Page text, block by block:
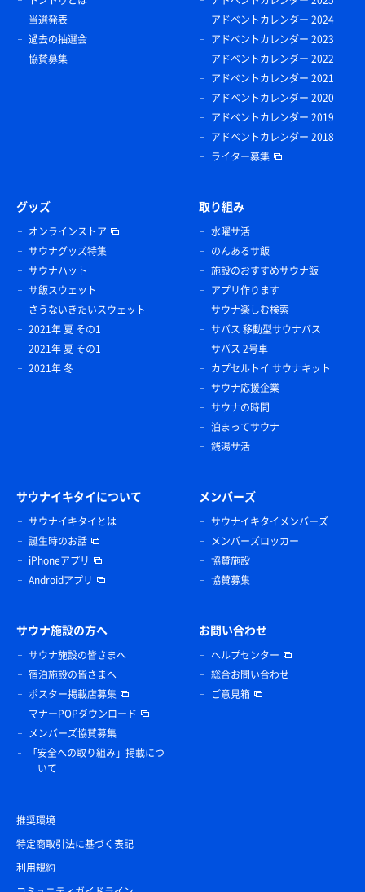
当選発表
過去の抽選会
協賛募集
アドベントカレンダー 2024
アドベントカレンダー 2023
アドベントカレンダー 2022
アドベントカレンダー 2021
アドベントカレンダー 2020
アドベントカレンダー 2019
アドベントカレンダー 2018
ライター募集
グッズ
オンラインストア
サウナグッズ特集
サウナハット
サ飯スウェット
さうないきたいスウェット
2021年 夏 その1
2021年 夏 その1
2021年 冬
取り組み
水曜サ活
のんあるサ飯
施設のおすすめサウナ飯
アプリ作ります
サウナ楽しむ検索
サバス 移動型サウナバス
サバス 2号車
カプセルトイ サウナキット
サウナ応援企業
サウナの時間
泊まってサウナ
銭湯サ活
サウナイキタイについて
サウナイキタイとは
誕生時のお話
iPhoneアプリ
Androidアプリ
メンバーズ
サウナイキタイメンバーズ
メンバーズロッカー
協賛施設
協賛募集
サウナ施設の方へ
サウナ施設の皆さまへ
宿泊施設の皆さまへ
ポスター掲載店募集
マナーPOPダウンロード
メンバーズ協賛募集
「安全への取り組み」掲載につ
いて
お問い合わせ
ヘルプセンター
総合お問い合わせ
ご意見箱
推奨環境
特定商取引法に基づく表記
利用規約